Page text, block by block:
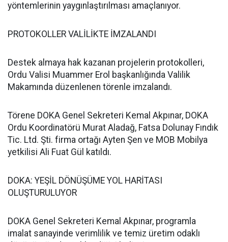
yöntemlerinin yaygınlaştırılması amaçlanıyor.
PROTOKOLLER VALİLİKTE İMZALANDI
Destek almaya hak kazanan projelerin protokolleri,
Ordu Valisi Muammer Erol başkanlığında Valilik
Makamında düzenlenen törenle imzalandı.
Törene DOKA Genel Sekreteri Kemal Akpınar, DOKA
Ordu Koordinatörü Murat Aladağ, Fatsa Dolunay Fındık
Tic. Ltd. Şti. firma ortağı Ayten Şen ve MOB Mobilya
yetkilisi Ali Fuat Gül katıldı.
DOKA: YEŞİL DÖNÜŞÜME YOL HARİTASI
OLUŞTURULUYOR
DOKA Genel Sekreteri Kemal Akpınar, programla
imalat sanayinde verimlilik ve temiz üretim odaklı